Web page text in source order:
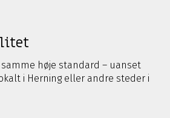
høje standard – uanset
i Herning eller andre steder i